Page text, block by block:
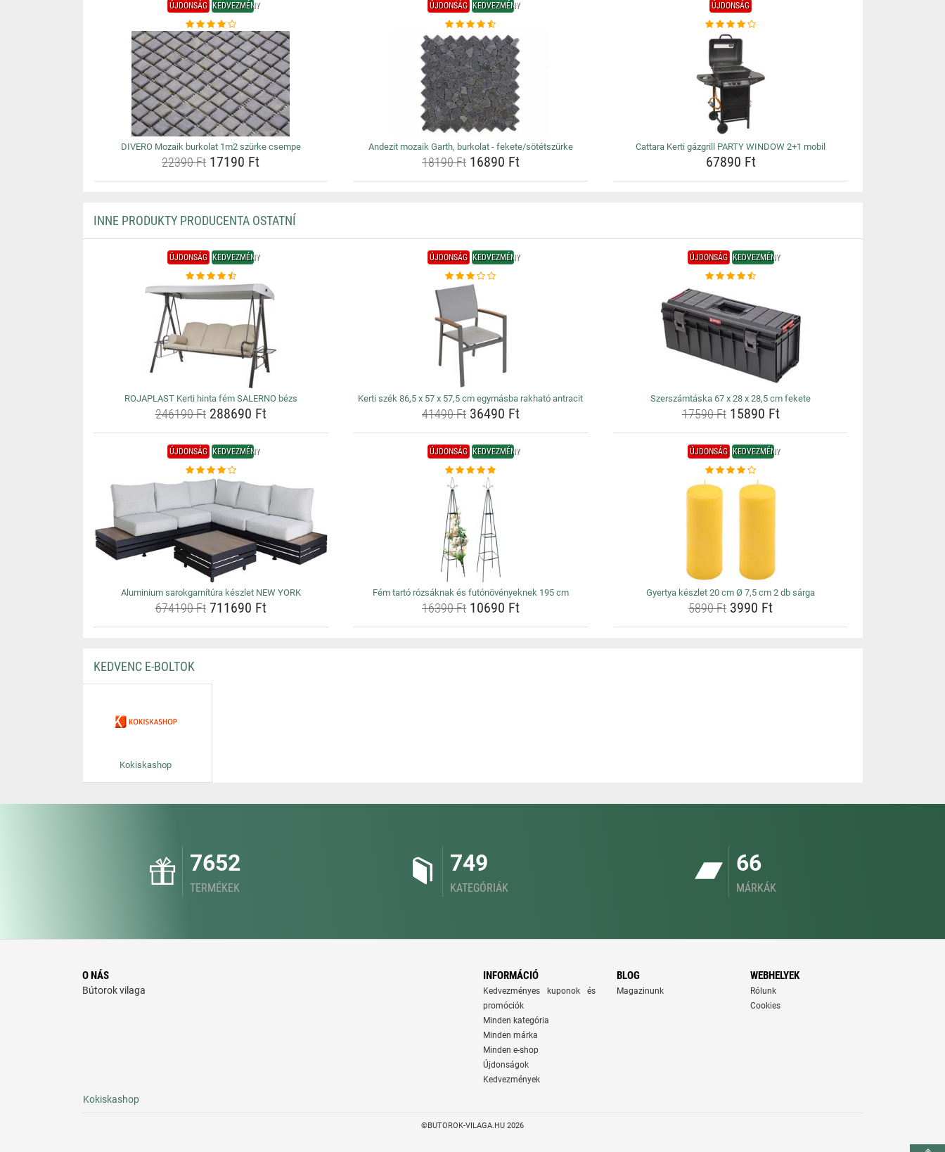
ÚJDONSÁG KEDVEZMÉNY
DIVERO Mozaik burkolat 1m2 szürke csempe
22390 Ft17190 Ft
ÚJDONSÁG KEDVEZMÉNY
Andezit mozaik Garth, burkolat - fekete/sötétszürke
18190 Ft16890 Ft
ÚJDONSÁG
Cattara Kerti gázgrill PARTY WINDOW 2+1 mobil
67890 Ft
INNE PRODUKTY PRODUCENTA OSTATNÍ
ÚJDONSÁG KEDVEZMÉNY
ROJAPLAST Kerti hinta fém SALERNO bézs
246190 Ft288690 Ft
ÚJDONSÁG KEDVEZMÉNY
Kerti szék 86,5 x 57 x 57,5 cm egymásba rakható antracit
41490 Ft36490 Ft
ÚJDONSÁG KEDVEZMÉNY
Szerszámtáska 67 x 28 x 28,5 cm fekete
17590 Ft15890 Ft
ÚJDONSÁG KEDVEZMÉNY
Aluminium sarokgarnítúra készlet NEW YORK
674190 Ft711690 Ft
ÚJDONSÁG KEDVEZMÉNY
Fém tartó rózsáknak és futónövényeknek 195 cm
16390 Ft10690 Ft
ÚJDONSÁG KEDVEZMÉNY
Gyertya készlet 20 cm Ø 7,5 cm 2 db sárga
5890 Ft 3990 Ft
KEDVENC E-BOLTOK
Kokiskashop
7652
TERMÉKEK
749
KATEGÓRIÁK
66
MÁRKÁK
O NÁS
Bútorok vilaga
INFORMÁCIÓ
Kedvezményes kuponok és
promóciók
Minden kategória
Minden márka
Minden e-shop
Újdonságok
Kedvezmények
BLOG
Magazinunk
WEBHELYEK
Rólunk
Cookies
Kokiskashop
©BUTOROK-VILAGA.HU 2026